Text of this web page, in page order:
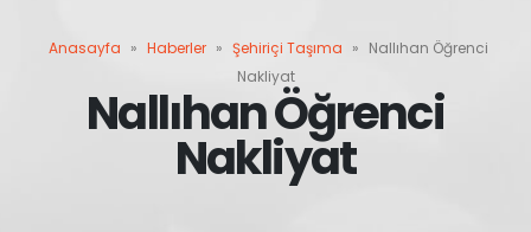
Anasayfa » Haberler » Şehiriçi Taşıma » Nallıhan Öğrenci
Nakliyat
Nallıhan Öğrenci
Nakliyat